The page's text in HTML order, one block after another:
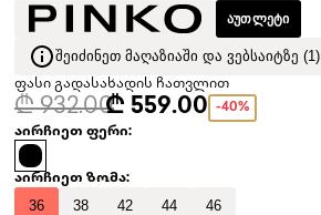
ᲐᲣᲗᲚᲔᲢᲘ
ᲨᲔᲘᲫᲘᲜᲔᲗ ᲛᲐᲦᲐᲖᲘᲐᲨᲘ ᲓᲐ ᲕᲔᲑᲡᲐᲘᲢᲖᲔ (1)
ფასი გადასახადის ჩათვლით
₾ 932.00₾ 559.00 -40%
აირჩიეთ ფერი:
აირჩიეთ ზომა:
36 38 42 44 46